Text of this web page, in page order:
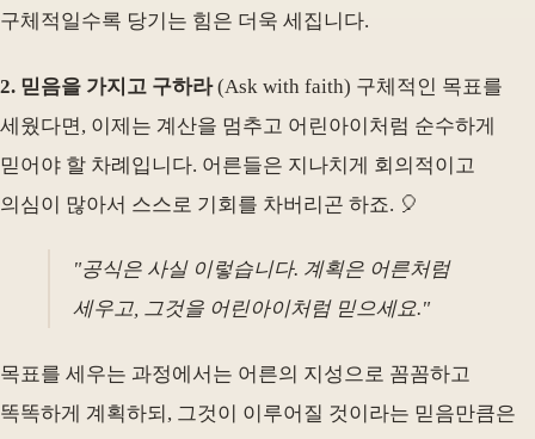
구체적일수록 당기는 힘은 더욱 세집니다.
2. 믿음을 가지고 구하라(Ask with faith) 구체적인 목표를
세웠다면, 이제는 계산을 멈추고 어린아이처럼 순수하게
믿어야 할 차례입니다. 어른들은 지나치게 회의적이고
의심이 많아서 스스로 기회를 차버리곤 하죠. 🎈
"공식은 사실 이렇습니다. 계획은 어른처럼
세우고, 그것을 어린아이처럼 믿으세요."
목표를 세우는 과정에서는 어른의 지성으로 꼼꼼하고
똑똑하게 계획하되, 그것이 이루어질 것이라는 믿음만큼은